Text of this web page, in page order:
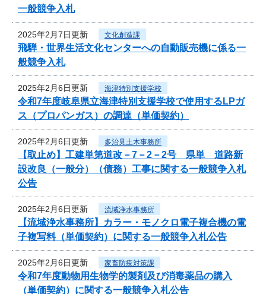
一般競争入札
2025年2月7日更新 文化創造課
飛騨・世界生活文化センターへの自動販売機に係る一
般競争入札
2025年2月6日更新 海津特別支援学校
令和7年度岐阜県立海津特別支援学校で使用するLPガ
ス（プロパンガス）の調達（単価契約）
2025年2月6日更新 多治見土木事務所
【取止め】工建単第道改－7－2－2号 県単 道路新
設改良（一般分）（債務）工事に関する一般競争入札
公告
2025年2月6日更新 流域浄水事務所
【流域浄水事務所】カラー・モノクロ電子複合機の電
子複写料（単価契約）に関する一般競争入札公告
2025年2月6日更新 家畜防疫対策課
令和7年度動物用生物学的製剤及び消毒薬品の購入
（単価契約）に関する一般競争入札公告